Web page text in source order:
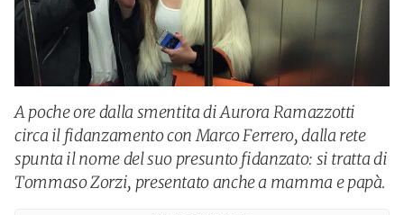
A poche ore dalla smentita di Aurora Ramazzotti
circa il fidanzamento con Marco Ferrero, dalla rete
spunta il nome del suo presunto fidanzato: si tratta di
Tommaso Zorzi, presentato anche a mamma e papà.